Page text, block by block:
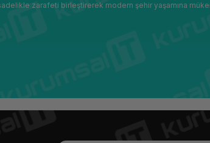
zarafeti birleştirerek modern şehir yaşamına